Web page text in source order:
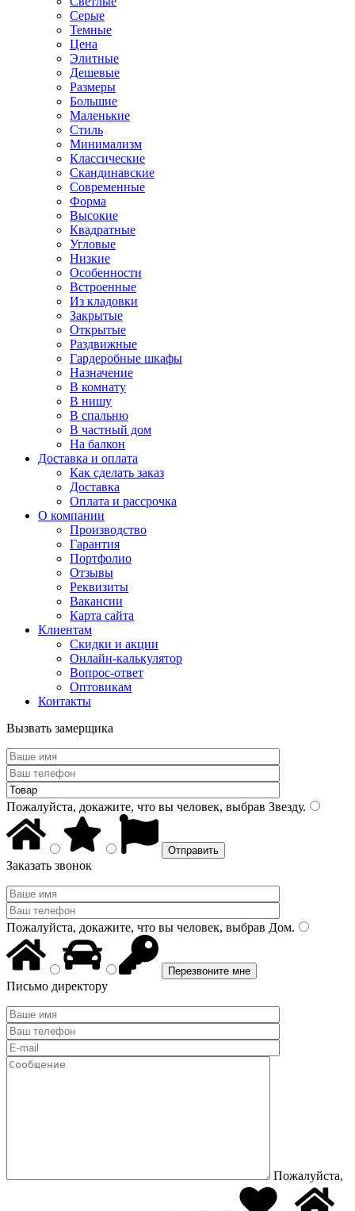
Серые
Темные
Цена
Элитные
Дешевые
Размеры
Большие
Маленькие
Стиль
Минимализм
Классические
Скандинавские
Современные
Форма
Высокие
Квадратные
Угловые
Низкие
Особенности
Встроенные
Из кладовки
Закрытые
Открытые
Раздвижные
Гардеробные шкафы
Назначение
В комнату
В нишу
В спальню
В частный дом
На балкон
Доставка и оплата
Как сделать заказ
Доставка
Оплата и рассрочка
О компании
Производство
Гарантия
Портфолио
Отзывы
Реквизиты
Вакансии
Карта сайта
Клиентам
Скидки и акции
Онлайн-калькулятор
Вопрос-ответ
Оптовикам
Контакты
Вызвать замерщика
Пожалуйста, докажите, что вы человек, выбрав Звезду.
Заказать звонок
Пожалуйста, докажите, что вы человек, выбрав Дом.
Письмо директору
Пожалуйста,